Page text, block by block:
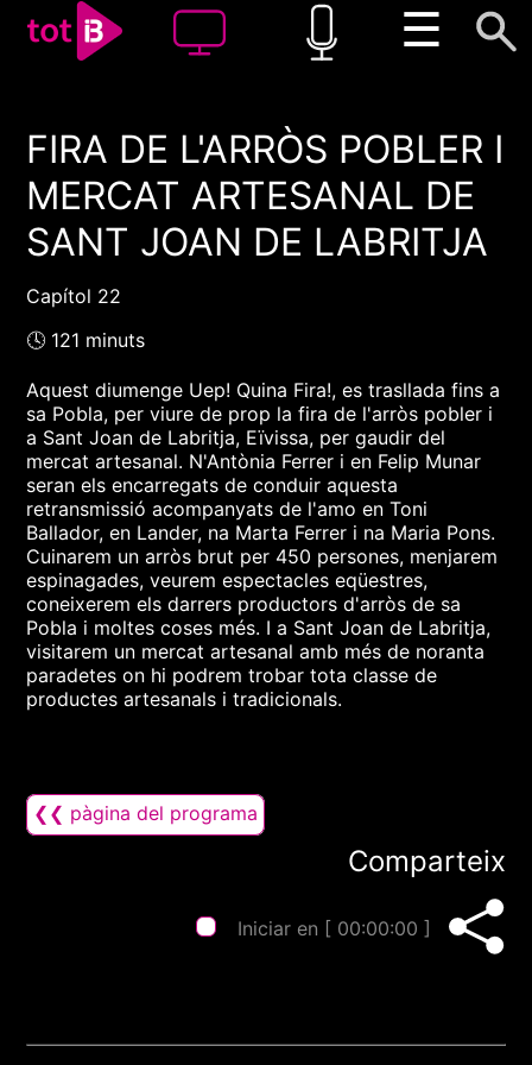
☰
00:00 00:00
1x
FIRA DE L'ARRÒS POBLER I
MERCAT ARTESANAL DE
SANT JOAN DE LABRITJA
Capítol 22
🕓 121 minuts
Aquest diumenge Uep! Quina Fira!, es trasllada fins a
sa Pobla, per viure de prop la fira de l'arròs pobler i
a Sant Joan de Labritja, Eïvissa, per gaudir del
mercat artesanal. N'Antònia Ferrer i en Felip Munar
seran els encarregats de conduir aquesta
retransmissió acompanyats de l'amo en Toni
Ballador, en Lander, na Marta Ferrer i na Maria Pons.
Cuinarem un arròs brut per 450 persones, menjarem
espinagades, veurem espectacles eqüestres,
coneixerem els darrers productors d'arròs de sa
Pobla i moltes coses més. I a Sant Joan de Labritja,
visitarem un mercat artesanal amb més de noranta
paradetes on hi podrem trobar tota classe de
productes artesanals i tradicionals.
❮❮ pàgina del programa
Comparteix
Iniciar en [ 00:00:00 ]